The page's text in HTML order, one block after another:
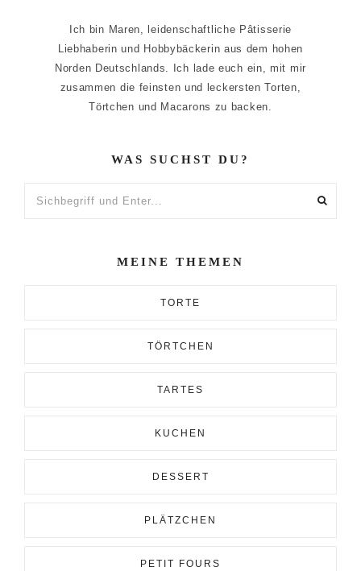
Ich bin Maren, leidenschaftliche Pâtisserie
Liebhaberin und Hobbybäckerin aus dem hohen
Norden Deutschlands. Ich lade euch ein, mit mir
zusammen die feinsten und leckersten Torten,
Törtchen und Macarons zu backen.
WAS SUCHST DU?
MEINE THEMEN
TORTE
TÖRTCHEN
TARTES
KUCHEN
DESSERT
PLÄTZCHEN
PETIT FOURS